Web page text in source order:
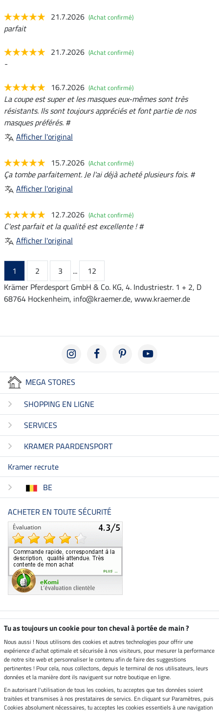
21.7.2026 (Achat confirmé)
parfait
21.7.2026 (Achat confirmé)
-
16.7.2026 (Achat confirmé)
La coupe est super et les masques eux-mêmes sont très
résistants. Ils sont toujours appréciés et font partie de nos
masques préférés. #
Afficher l'original
15.7.2026 (Achat confirmé)
Ça tombe parfaitement. Je l'ai déjà acheté plusieurs fois. #
Afficher l'original
12.7.2026 (Achat confirmé)
C'est parfait et la qualité est excellente ! #
Afficher l'original
1 2 3 ...
12
Krämer Pferdesport GmbH & Co. KG, 4. Industriestr. 1 + 2, D
68764 Hockenheim, info@kraemer.de, www.kraemer.de
MEGA STORES
SHOPPING EN LIGNE
SERVICES
KRAMER PAARDENSPORT
Kramer recrute
BE
ACHETER EN TOUTE SÉCURITÉ
Boutique climatiquement
Livraison par
Paiement sécurisé
Tu as toujours un cookie pour ton cheval à portée de main ?
Nous aussi ! Nous utilisons des cookies et autres technologies pour offrir une
expérience d'achat optimale et sécurisée à nos visiteurs, pour mesurer la performance
de notre site web et personnaliser le contenu afin de faire des suggestions
pertinentes ! Pour cela, nous collectons, depuis le terminal de nos utilisateurs, leurs
données et la manière dont ils naviguent sur notre boutique en ligne.
En autorisant l'utilisation de tous les cookies, tu acceptes que tes données soient
traitées et transmises à nos prestataires de servics. En cliquant sur Paramètres, puis
Cookies absolument nécessaires, tu acceptes les cookies essentiels à une navigation